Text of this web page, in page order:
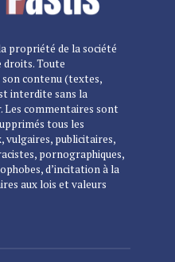
propriété de la société
droits. Toute
contenu (textes,
interdite sans la
Les commentaires sont
tous les
vulgaires, publicitaires,
pornographiques,
d’incitation à la
aux lois et valeurs